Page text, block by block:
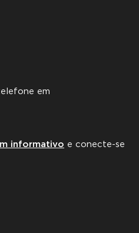
em
informativo e conecte-se